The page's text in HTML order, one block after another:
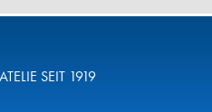
SEIT 1919